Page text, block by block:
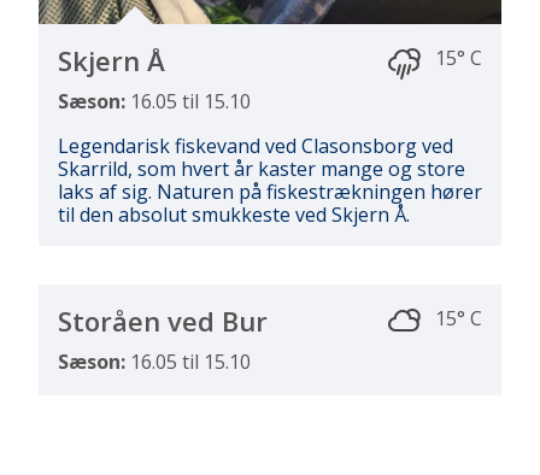
Skjern Å
15° C
Sæson: 16.05 til 15.10
Legendarisk fiskevand ved Clasonsborg ved
Skarrild, som hvert år kaster mange og store
laks af sig. Naturen på fiskestrækningen hører
til den absolut smukkeste ved Skjern Å.
Storåen ved Bur
15° C
Sæson: 16.05 til 15.10